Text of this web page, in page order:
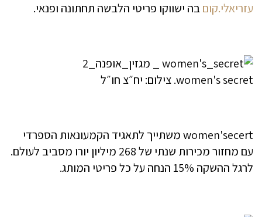
עזריאלי.קוםבה ישווקו פריטי הלבשה תחתונה ופנאי.
women's secret. צילום: יח״צ חו״ל
women'secert משתייך לתאגיד הקמעונאות הספרדי
עם מחזור מכירות שנתי של 268 מיליון יורו מסביב לעולם.
לרגל ההשקה 15% הנחה על כל פריטי המותג.